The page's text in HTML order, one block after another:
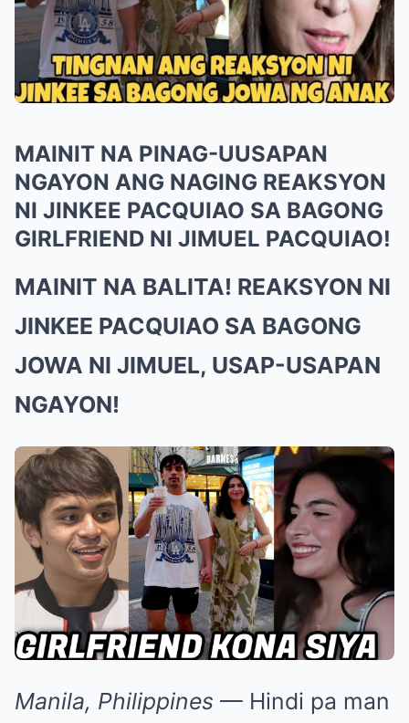
MAINIT NA PINAG-UUSAPAN
NGAYON ANG NAGING REAKSYON
NI JINKEE PACQUIAO SA BAGONG
GIRLFRIEND NI JIMUEL PACQUIAO!
MAINIT NA BALITA! REAKSYON NI
JINKEE PACQUIAO SA BAGONG
JOWA NI JIMUEL, USAP-USAPAN
NGAYON!
Manila, Philippines — Hindi pa man